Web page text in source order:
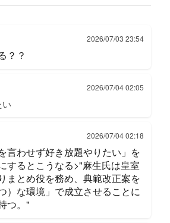
2026/07/03 23:54
？？
2026/07/04 02:05
2026/07/04 02:18
言わせず好き放題やりたい」を
するとこうなる>"麻生氏は皇室
まとめ役を務め、典範改正案を
）な環境」で成立させることに
つ。"